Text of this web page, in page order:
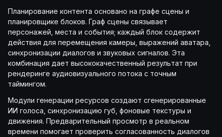
Планирование контента основано на графе сцены и
планировщике блоков. Граф сцены связывает
персонажей, места и события; каждый блок содержит
действия для перемещения камеры, выражений аватара,
синхронизации диалогов и звуковых сигналов. Эта
комбинация дает высококачественный результат при
рендеринге аудиовизуального потока с точным
таймингом.
Модули генерации ресурсов создают сгенерированные
ИИ голоса, синхронизацию губ, фоновые текстуры и
движения. Предварительный просмотр в реальном
времени помогает проверить согласованность диалогов